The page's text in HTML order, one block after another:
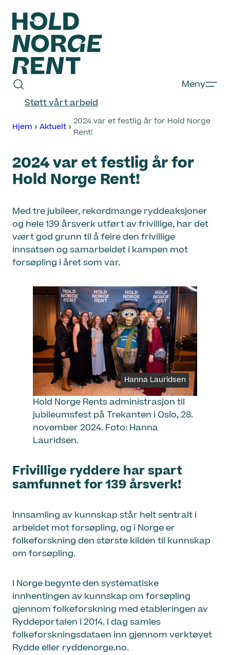
Hopp
innhold
Hold
Norge
Støtt vårt arbeid
Meny
Hjem Aktuelt
2024 var et festlig år for Hold Norge
Rent!
2024 var et festlig år for
Hold Norge Rent!
Med tre jubileer, rekordmange ryddeaksjoner
og hele 139 årsverk utført av frivillige, har det
vært god grunn til å feire den frivillige
innsatsen og samarbeidet i kampen mot
forsøpling i året som var.
Hanna Lauridsen
Hold Norge Rents administrasjon til
jubileumsfest på Trekanten i Oslo, 28.
november 2024. Foto: Hanna
Lauridsen.
Frivillige ryddere har spart
samfunnet for 139 årsverk!
Innsamling av kunnskap står helt sentralt i
arbeidet mot forsøpling, og i Norge er
folkeforskning den største kilden til kunnskap
om forsøpling.
I Norge begynte den systematiske
innhentingen av kunnskap om forsøpling
gjennom folkeforskning med etableringen av
Ryddeportalen i 2014. I dag samles
folkeforskningsdataen inn gjennom verktøyet
Rydde eller ryddenorge.no.